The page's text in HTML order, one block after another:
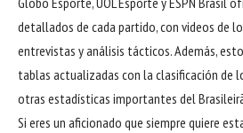
detallados de cada partido, con videos de
entrevistas y análisis tácticos. Además,
tablas actualizadas con la clasificación de
otras estadísticas importantes del
Si eres un aficionado que siempre quiere